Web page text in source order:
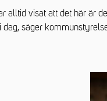
alltid visat att det här är
säger